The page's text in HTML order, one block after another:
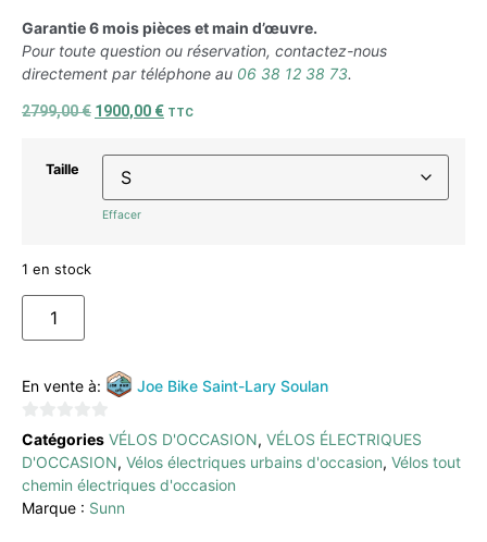
Garantie 6 mois pièces et main d’œuvre.
Pour toute question ou réservation, contactez-nous
directement par téléphone au 06 38 12 38 73.
2799,00€ 1900,00 € TTC
Taille
Effacer
1 en stock
En vente à: Joe Bike Saint-Lary Soulan
0
sur
5
Catégories VÉLOS D'OCCASION, VÉLOS ÉLECTRIQUES
D'OCCASION, Vélos électriques urbains d'occasion, Vélos tout
chemin électriques d'occasion
Marque : Sunn